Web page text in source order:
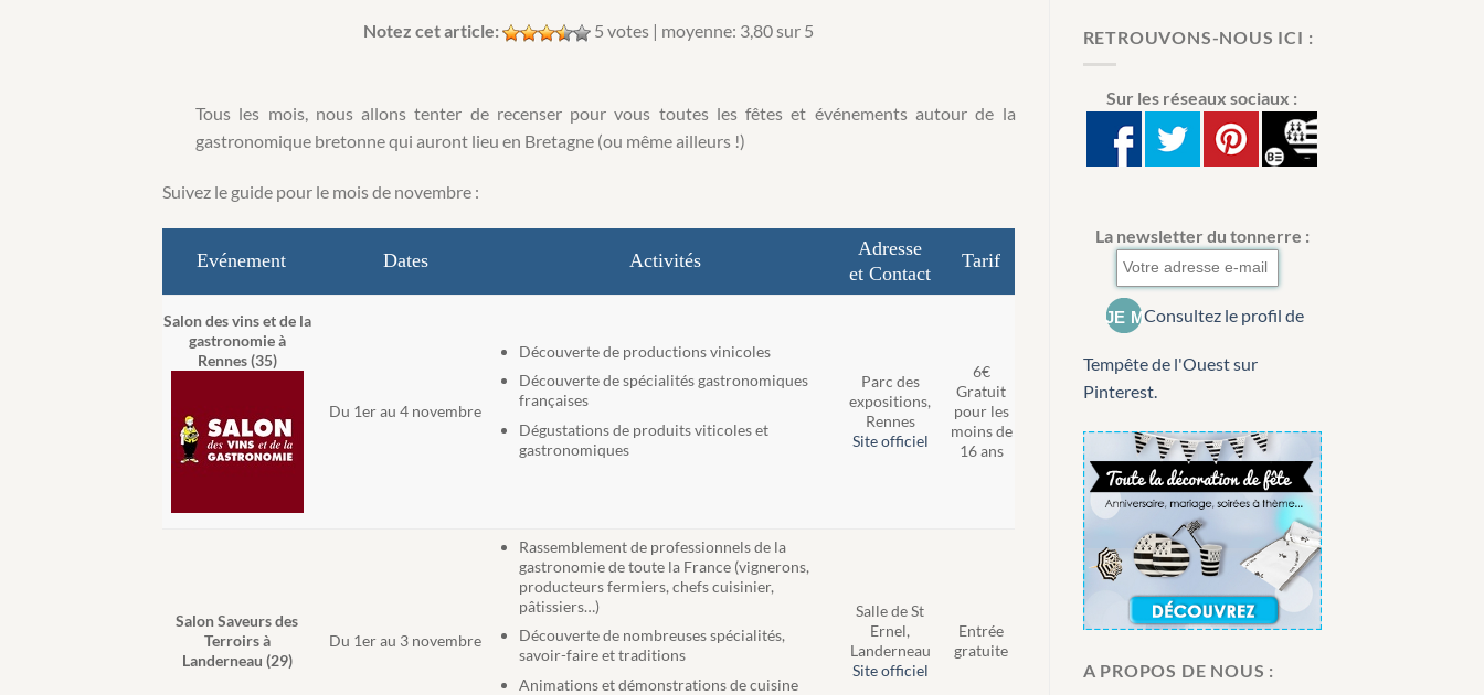
Notez cet article: 5 votes | moyenne: 3,80sur 5
Tous les mois, nous allons tenter de recenser pour vous toutes les fêtes et événements autour de la
gastronomique bretonne qui auront lieu en Bretagne (ou même ailleurs !)
Suivez le guide pour le mois de novembre :
Evénement Dates Activités
Adresse
et Contact
Tarif
Salon des vins et de la
gastronomie à
Rennes (35)
Du 1er au 4 novembre
Découverte de productions vinicoles
Découverte de spécialités gastronomiques
françaises
Dégustations de produits viticoles et
gastronomiques
Parc des
expositions,
Rennes
Site officiel
6€
Gratuit
pour les
moins de
16 ans
Salon Saveurs des
Terroirs à
Landerneau (29)
Du 1er au 3 novembre
Rassemblement de professionnels de la
gastronomie de toute la France (vignerons,
producteurs fermiers, chefs cuisinier,
pâtissiers…)
Découverte de nombreuses spécialités,
savoir-faire et traditions
Animations et démonstrations de cuisine
Salle de St
Ernel,
Landerneau
Site officiel
Entrée
gratuite
RETROUVONS-NOUS ICI :
Sur les réseaux sociaux :
La newsletter du tonnerre :
Consultez le profil de
Tempête de l'Ouest sur
Pinterest.
A PROPOS DE NOUS :